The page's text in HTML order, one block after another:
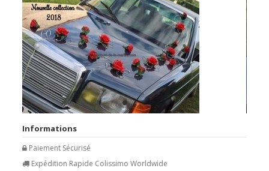
Informations
Paiement Sécurisé
Expédition Rapide Colissimo Worldwide